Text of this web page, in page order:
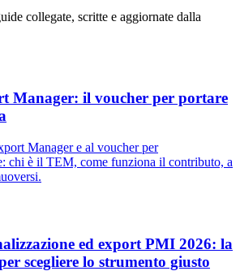
collegate, scritte e aggiornate dalla
Manager: il voucher per portare
Manager e al voucher per
chi è il TEM, come funziona il contributo, a
ed export PMI 2026: la
scegliere lo strumento giusto